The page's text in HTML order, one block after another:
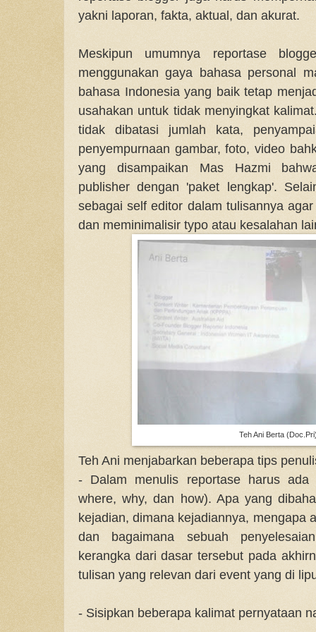
yakni laporan, fakta, aktual, dan akurat.
Meskipun umumnya reportase
menggunakan gaya bahasa personal
bahasa Indonesia yang baik tetap
usahakan untuk tidak menyingkat
tidak dibatasi jumlah kata,
penyempurnaan gambar, foto, video
yang disampaikan Mas Hazmi
publisher dengan 'paket lengkap'.
sebagai self editor dalam tulisannya
dan meminimalisir typo atau kesalahan
Teh Ani Berta
Teh Ani menjabarkan beberapa tips
- Dalam menulis reportase harus
where, why, dan how). Apa yang
kejadian, dimana kejadiannya, mengapa
dan bagaimana sebuah
kerangka dari dasar tersebut pada
tulisan yang relevan dari event yang di
- Sisipkan beberapa kalimat pernyataan